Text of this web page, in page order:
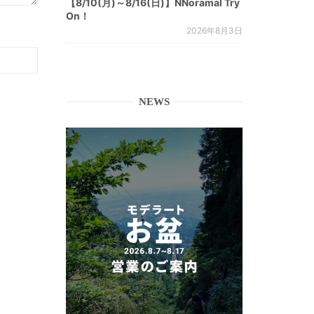
【8/10(月)～8/16(日)】NNoramal Try
On！
2026年8月3日
NEWS